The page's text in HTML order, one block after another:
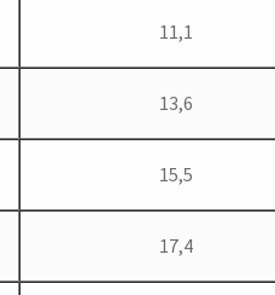
11,1
13,6
15,5
17,4